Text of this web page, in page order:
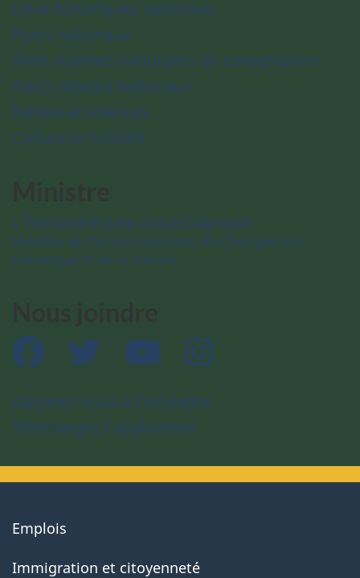
Lieux historiques nationaux
Parcs nationaux
Aires marines nationales de conservation
Parcs urbains nationaux
Nature et sciences
Culture et histoire
L’honorable Julie Aviva Dabrusin
Ministre de l’Environnement, du Changement
climatique et de la Nature
Facebook Twitter YouTube
Abonnez-vous à l’infolettre
Téléchargez l’application
About
government
Emplois
Immigration et citoyenneté